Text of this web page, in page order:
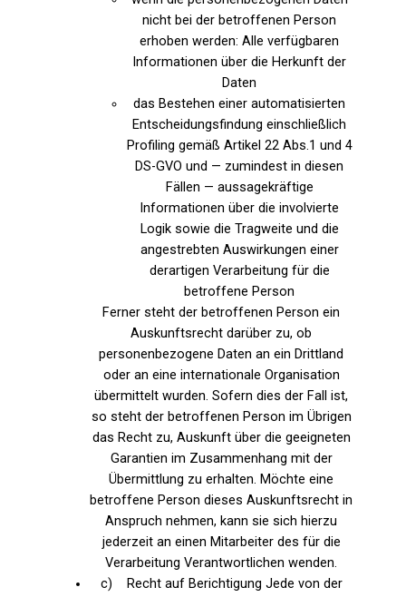
nicht bei der betroffenen Person
erhoben werden: Alle verfügbaren
Informationen über die Herkunft der
Daten
das Bestehen einer automatisierten
Entscheidungsfindung einschließlich
Profiling gemäß Artikel 22 Abs.1 und 4
DS-GVO und — zumindest in diesen
Fällen — aussagekräftige
Informationen über die involvierte
Logik sowie die Tragweite und die
angestrebten Auswirkungen einer
derartigen Verarbeitung für die
betroffene Person
Ferner steht der betroffenen Person ein
Auskunftsrecht darüber zu, ob
personenbezogene Daten an ein Drittland
oder an eine internationale Organisation
übermittelt wurden. Sofern dies der Fall ist,
so steht der betroffenen Person im Übrigen
das Recht zu, Auskunft über die geeigneten
Garantien im Zusammenhang mit der
Übermittlung zu erhalten. Möchte eine
betroffene Person dieses Auskunftsrecht in
Anspruch nehmen, kann sie sich hierzu
jederzeit an einen Mitarbeiter des für die
Verarbeitung Verantwortlichen wenden.
c) Recht auf Berichtigung Jede von der